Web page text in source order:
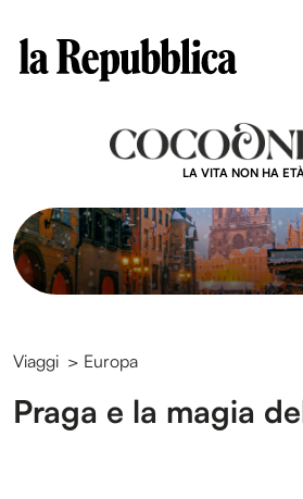
LA VITA NON HA
Viaggi > Europa
Praga e la magia